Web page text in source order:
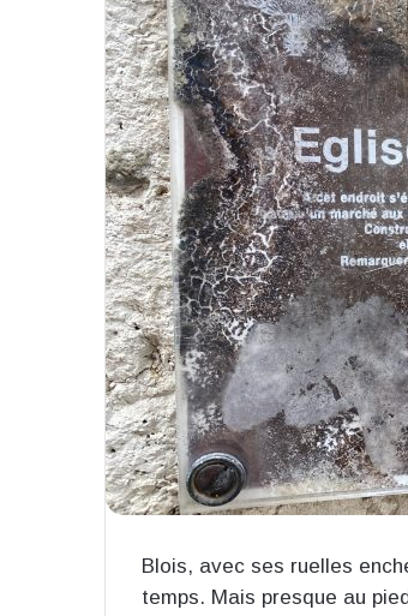
Blois, avec ses ruelles
temps. Mais presque au